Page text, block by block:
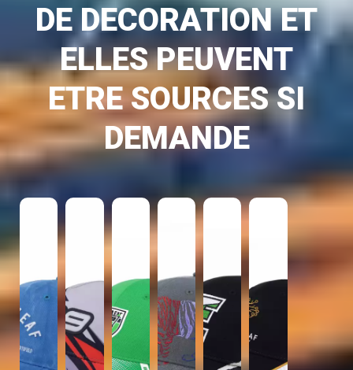
DE DECORATION ET
ELLES PEUVENT
ETRE SOURCES SI
DEMANDE